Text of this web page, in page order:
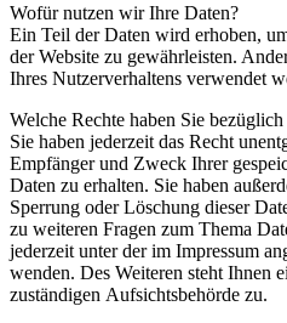
Wofür nutzen wir Ihre Daten?
Ein Teil der Daten wird erhoben,
der Website zu gewährleisten.
Ihres Nutzerverhaltens verwendet
Welche Rechte haben Sie
Sie haben jederzeit das Recht
Empfänger und Zweck Ihrer
Daten zu erhalten. Sie haben
Sperrung oder Löschung dieser
zu weiteren Fragen zum Thema
jederzeit unter der im Impressum
wenden. Des Weiteren steht Ihnen
zuständigen Aufsichtsbehörde zu.